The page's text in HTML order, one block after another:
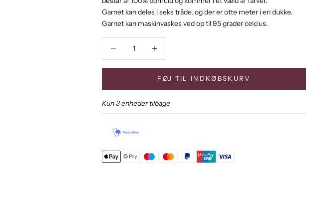
Garnet kan deles i seks tråde, og der er otte meter i en dukke.
Garnet kan maskinvaskes ved op til 95 grader celcius.
FØJ TIL INDKØBSKURV
Kun 3 enheder tilbage